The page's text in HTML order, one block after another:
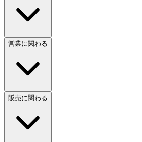
営業に関わる
販売に関わる